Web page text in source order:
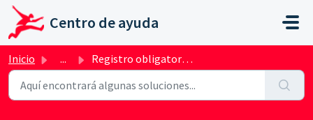
Ir al contenido principal
Centro de ayuda
Inicio ... Registro obligatorio para la entrada a Estados Unidos